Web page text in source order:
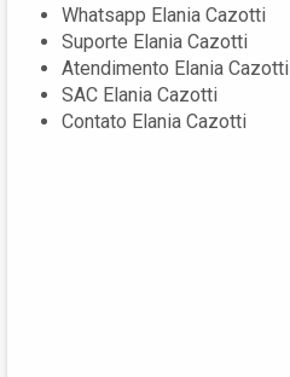
Whatsapp Elania Cazotti
Suporte Elania Cazotti
Atendimento Elania Cazotti
SAC Elania Cazotti
Contato Elania Cazotti